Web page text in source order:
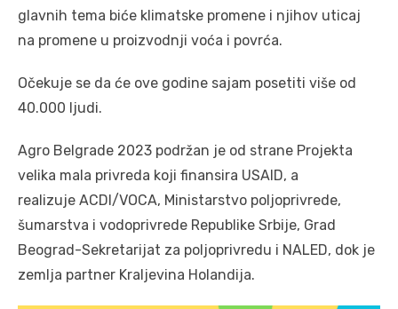
glavnih tema biće klimatske promene i njihov uticaj
na promene u proizvodnji voća i povrća.
Očekuje se da će ove godine sajam posetiti više od
40.000 ljudi.
Agro Belgrade 2023 podržan je od strane Projekta
velika mala privreda koji finansira USAID, a
realizuje ACDI/VOCA, Ministarstvo poljoprivrede,
šumarstva i vodoprivrede Republike Srbije, Grad
Beograd-Sekretarijat za poljoprivredu i NALED, dok je
zemlja partner Kraljevina Holandija.